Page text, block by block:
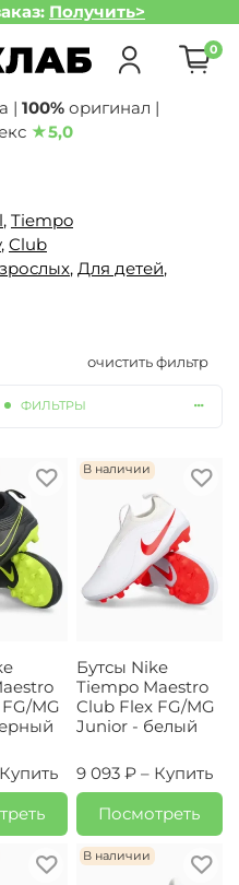
Получить>
0
| 100% оригинал |
★5,0
, Tiempo
, Club
, Для детей,
очистить фильтр
ФИЛЬТРЫ
MG
Купить
В наличии
Бутсы Nike
Tiempo Maestro
Club Flex FG/MG
Junior - белый
9 093 ₽ – Купить
Посмотреть
В наличии